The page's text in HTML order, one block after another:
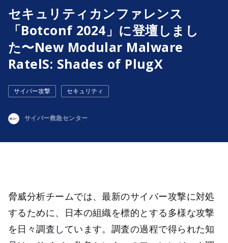
セキュリティカンファレンス
「Botconf 2024」に登壇しまし
た〜New Modular Malware
RatelS: Shades of PlugX
サイバー攻撃 セキュリティ
サイバー救急センター
脅威分析チームでは、最新のサイバー攻撃に対処
するために、日本の組織を標的とする多様な攻撃
を日々調査しています。調査の過程で得られた知